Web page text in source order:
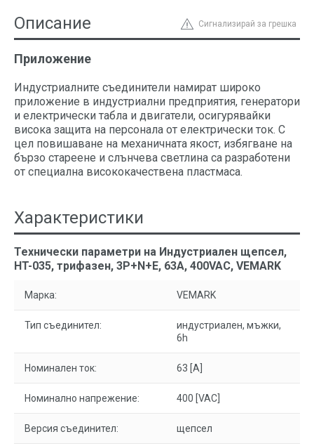
Сигнализирай за грешка
Описание
Приложение
Индустриалните съединители намират широко
приложение в индустриални предприятия, генератори
и електрически табла и двигатели, осигурявайки
висока защита на персонала от електрически ток. С
цел повишаване на механичната якост, избягване на
бързо стареене и слънчева светлина са разработени
от специална висококачествена пластмаса.
Характеристики
Технически параметри на Индустриален щепсел,
HT-035, трифазен, 3P+N+E, 63A, 400VAC, VEMARK
Марка: VEMARK
Тип съединител:
индустриален, мъжки,
6h
Номинален ток: 63 [A]
Номинално напрежение: 400 [VAC]
Версия съединител: щепсел